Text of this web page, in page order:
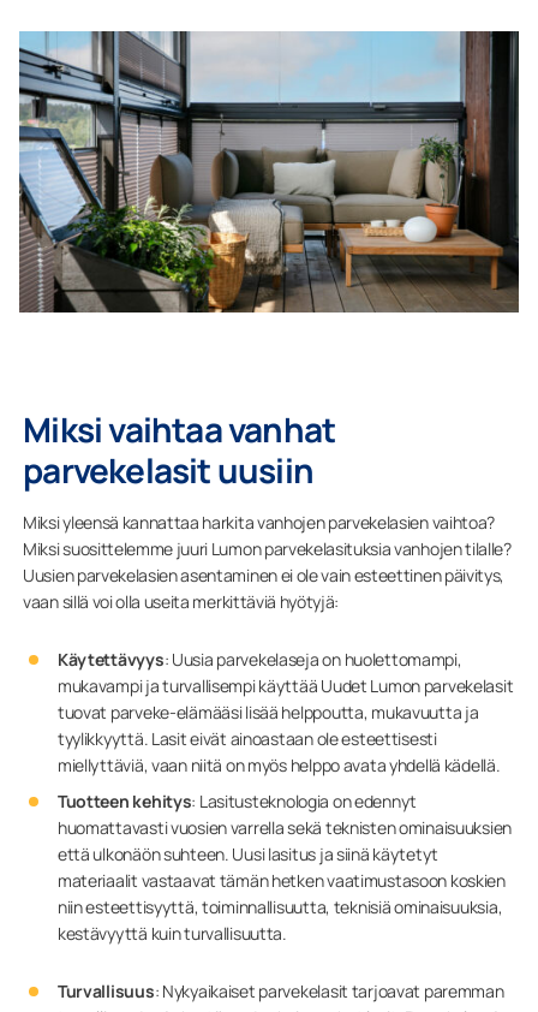
Miksi vaihtaa vanhat
parvekelasit uusiin
Miksi yleensä kannattaa harkita vanhojen parvekelasien vaihtoa?
Miksi suosittelemme juuri Lumon parvekelasituksia vanhojen tilalle?
Uusien parvekelasien asentaminen ei ole vain esteettinen päivitys,
vaan sillä voi olla useita merkittäviä hyötyjä:
Käytettävyys: Uusia parvekelaseja on huolettomampi,
mukavampi ja turvallisempi käyttää Uudet Lumon parvekelasit
tuovat parveke-elämääsi lisää helppoutta, mukavuutta ja
tyylikkyyttä. Lasit eivät ainoastaan ole esteettisesti
miellyttäviä, vaan niitä on myös helppo avata yhdellä kädellä.
Tuotteen kehitys: Lasitusteknologia on edennyt
huomattavasti vuosien varrella sekä teknisten ominaisuuksien
että ulkonäön suhteen. Uusi lasitus ja siinä käytetyt
materiaalit vastaavat tämän hetken vaatimustasoon koskien
niin esteettisyyttä, toiminnallisuutta, teknisiä ominaisuuksia,
kestävyyttä kuin turvallisuutta.
Turvallisuus: Nykyaikaiset parvekelasit tarjoavat paremman